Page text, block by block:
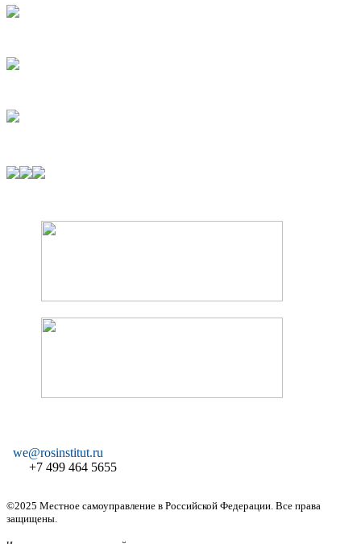
we@rosinstitut.ru
+7 499 464 5655
©2025 Местное самоуправление в Российской Федерации. Все права
защищены.